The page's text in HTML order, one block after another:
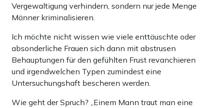
Vergewaltigung verhindern, sondern nur jede Menge
Männer kriminalisieren.
Ich möchte nicht wissen wie viele enttäuschte oder
absonderliche Frauen sich dann mit abstrusen
Behauptungen für den gefühlten Frust revanchieren
und irgendwelchen Typen zumindest eine
Untersuchungshaft bescheren werden.
Wie geht der Spruch? „Einem Mann traut man eine